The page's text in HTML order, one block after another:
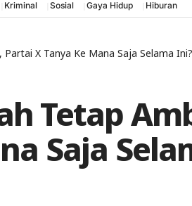
Kriminal Sosial Gaya Hidup Hiburan
X Tanya Ke Mana Saja Selama Ini?
Tetap
Saja